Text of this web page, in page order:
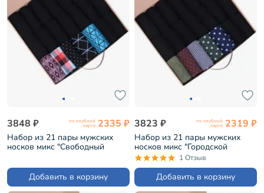
3848 ₽ по клубной
карте 2335 ₽
Набор из 21 пары мужских
носков микс "Свободный
Добавить в корзину
3823 ₽ по клубной
карте 2319 ₽
Набор из 21 пары мужских
носков микс "Городской
философ" (НС-21-206)
1 Отзыв
Добавить в корзину